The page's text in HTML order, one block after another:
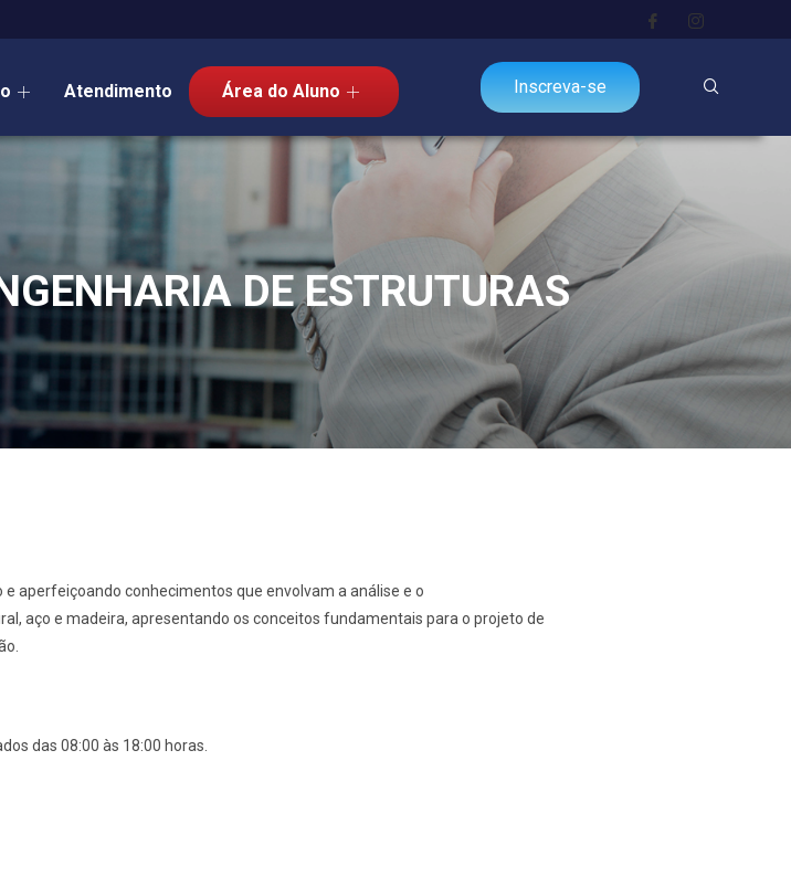
Atendimento Área do Aluno Inscreva-se
DE ESTRUTURAS
aperfeiçoando conhecimentos que envolvam a análise e o
aço e madeira, apresentando os conceitos fundamentais para o projeto de
das 08:00 às 18:00 horas.